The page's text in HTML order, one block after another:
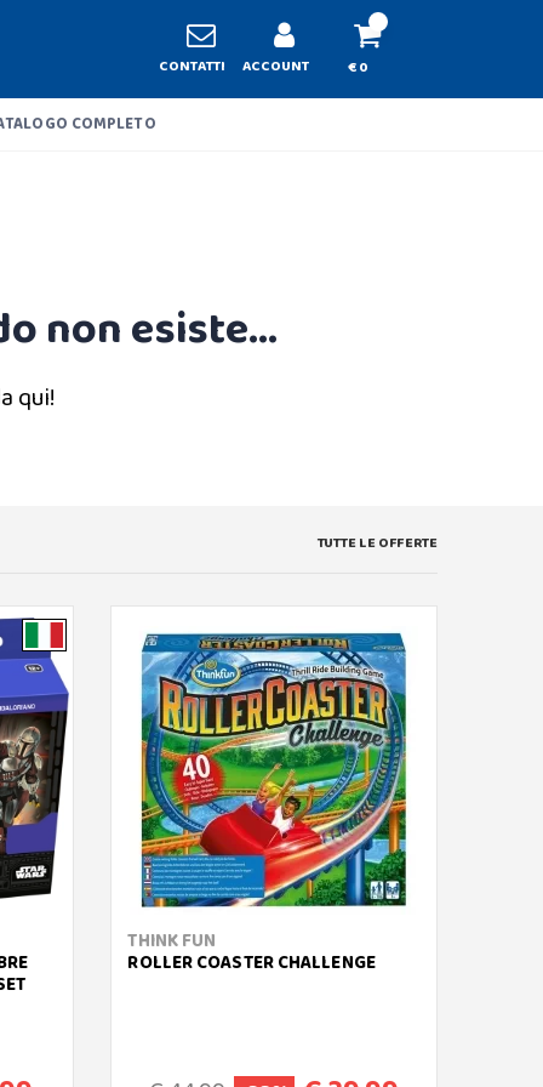
CONTATTI ACCOUNT € 0
COMPLETO
non esiste...
qui!
TUTTE LE OFFERTE
THINK FUN
ROLLER COASTER CHALLENGE